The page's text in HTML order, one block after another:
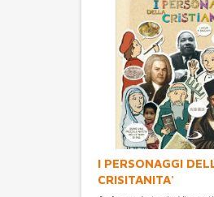
I PERSONAGGI
CRISITANITA'